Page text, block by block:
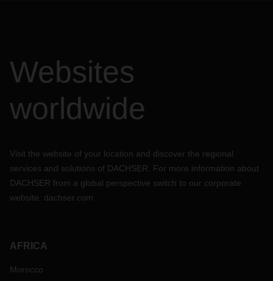
Websites
worldwide
Visit the website of your location and discover the regional
services and solutions of DACHSER. For more information about
DACHSER from a global perspective switch to our corporate
website: dachser.com
AFRICA
Morocco